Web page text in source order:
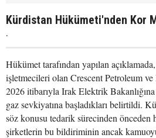
Kürdistan Hükümeti'nden Kor
.
Hükümet tarafından yapılan
işletmecileri olan Crescent Petroleum
2026 itibarıyla Irak Elektrik
gaz sevkiyatına başladıkları belirtildi.
söz konusu tedarik sürecinden
şirketlerin bu bildiriminin ancak